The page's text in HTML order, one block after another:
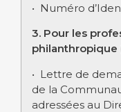
• Numéro
3. Pour les
philanthropique
• Lettre de
de la
adressées au